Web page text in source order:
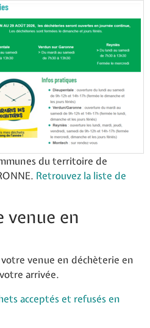
du territoire de
Retrouvez la liste de
venue en
venue en déchèterie en
arrivée.
acceptés et refusés en